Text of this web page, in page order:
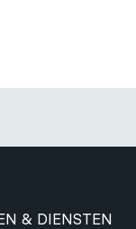
& DIENSTEN